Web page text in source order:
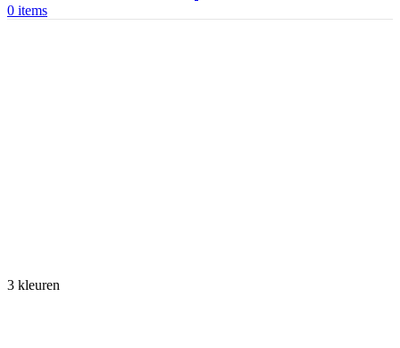
0 items
3 kleuren